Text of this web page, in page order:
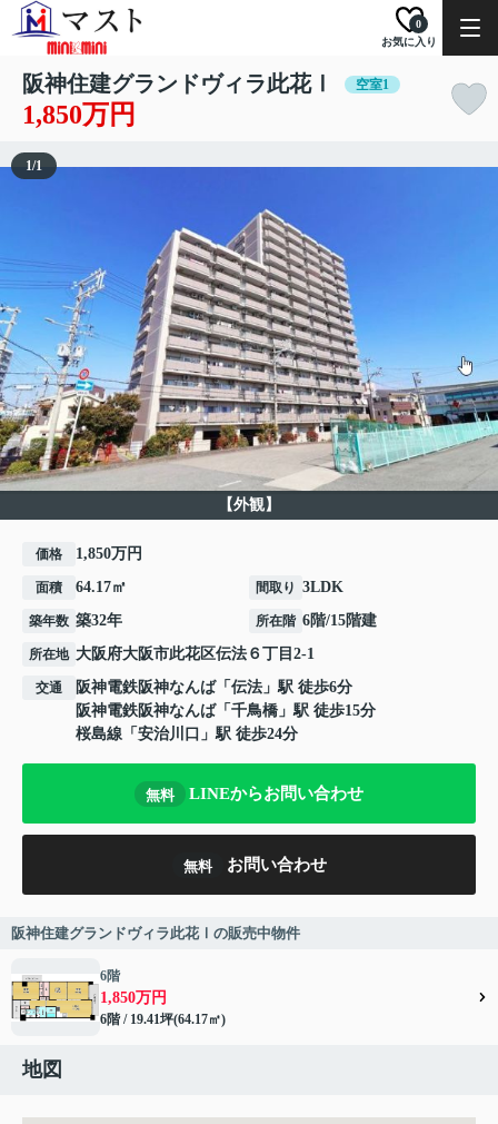
お気に入り
0
阪神住建グランドヴィラ此花Ⅰ 空室1
1,850万円
【外観】
1/1
価格 1,850万円
面積 64.17㎡ 間取り 3LDK
築年数 築32年 所在階 6階/15階建
所在地 大阪府大阪市此花区伝法 ６丁目2-1
交通 阪神電鉄阪神なんば「 伝法 」駅 徒歩6分
阪神電鉄阪神なんば「 千鳥橋 」駅 徒歩15分
桜島線 「 安治川口 」駅 徒歩24分
無料 LINEからお問い合わせ
無料 お問い合わせ
阪神住建グランドヴィラ此花Ⅰの販売中物件
6階
1,850万円
6階 / 19.41坪(64.17㎡)
地図